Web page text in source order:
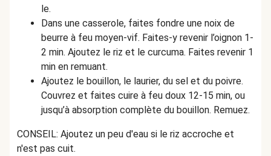
le.
Dans une casserole, faites fondre une noix de
beurre à feu moyen-vif. Faites-y revenir l’oignon 1-
2 min. Ajoutez le riz et le curcuma. Faites revenir 1
min en remuant.
Ajoutez le bouillon, le laurier, du sel et du poivre.
Couvrez et faites cuire à feu doux 12-15 min, ou
jusqu’à absorption complète du bouillon. Remuez.
CONSEIL: Ajoutez un peu d'eau si le riz accroche et
n'est pas cuit.